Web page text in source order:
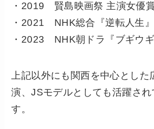
・2019 賢島映画祭 主演女優
・2021 NHK総合『逆転人生
・2023 NHK朝ドラ『ブギウ
上記以外にも関西を中心とした
演、JSモデルとしても活躍さ
す。